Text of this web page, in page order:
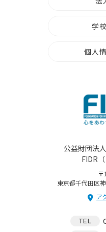
学
個人
公益財団法
FIDR（
東京都千代田区
ア
TEL